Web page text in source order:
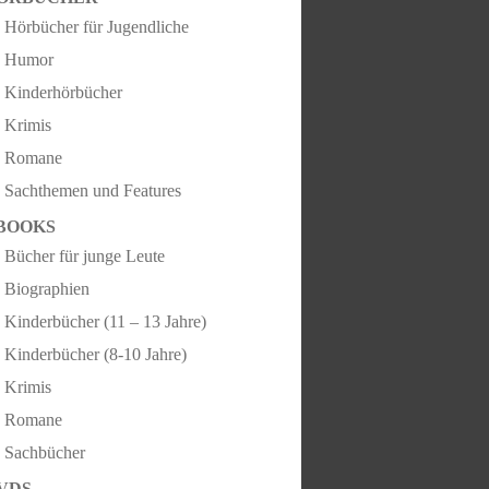
Hörbücher für Jugendliche
Humor
Kinderhörbücher
Krimis
Romane
Sachthemen und Features
Bücher für junge Leute
Biographien
Kinderbücher (11 – 13 Jahre)
Kinderbücher (8-10 Jahre)
Krimis
Romane
Sachbücher